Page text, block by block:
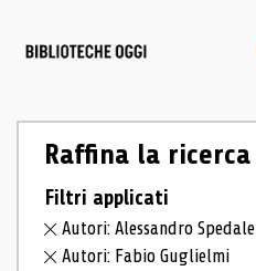
Raffina la ricerca
Filtri applicati
Autori: Alessandro Spedale
Autori: Fabio Guglielmi